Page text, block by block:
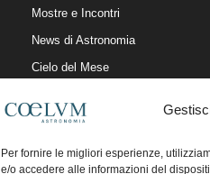
Per fornire le migliori esperienze,
e/o accedere alle informazioni del
Mostre e Incontri
News di Astronomia
Cielo del Mese
Articoli e Risorse On-Line
Il Blog della Redazione